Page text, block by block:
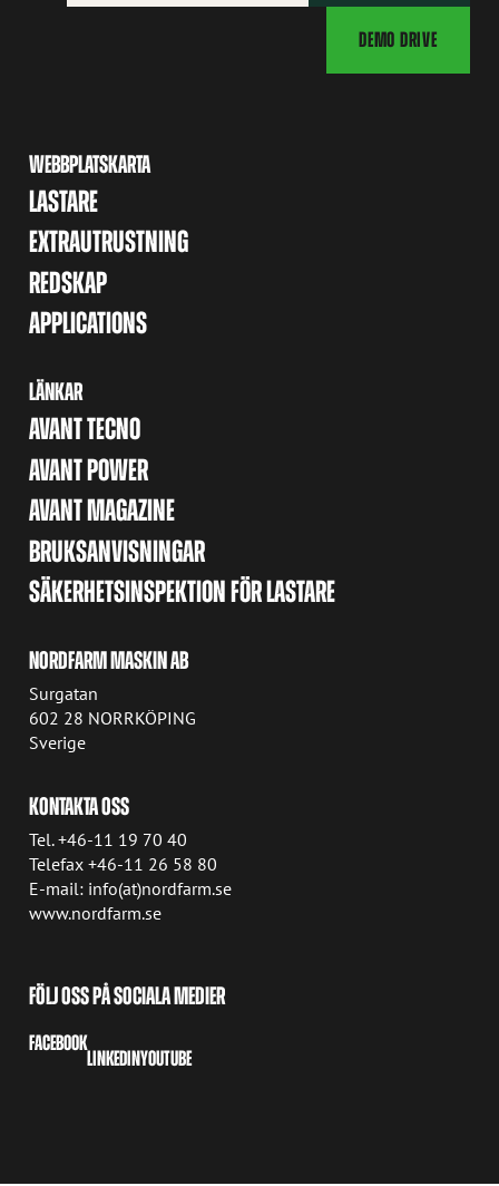
DEMO DRIVE
WEBBPLATSKARTA
LASTARE
EXTRAUTRUSTNING
REDSKAP
APPLICATIONS
LÄNKAR
AVANT TECNO
AVANT POWER
AVANT MAGAZINE
BRUKSANVISNINGAR
SÄKERHETSINSPEKTION FÖR LASTARE
NORDFARM MASKIN AB
Surgatan
602 28 NORRKÖPING
Sverige
KONTAKTA OSS
Tel. +46-11 19 70 40
Telefax +46-11 26 58 80
E-mail: info(at)nordfarm.se
www.nordfarm.se
FÖLJ OSS PÅ SOCIALA MEDIER
FACEBOOK
LINKEDINYOUTUBE